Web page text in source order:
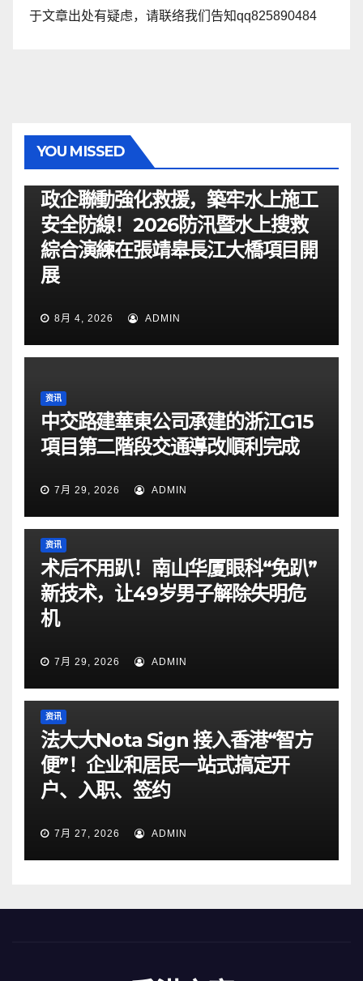
于文章出处有疑虑，请联络我们告知qq825890484
YOU MISSED
政企聯動強化救援，築牢水上施工
安全防線！2026防汛暨水上搜救
綜合演練在張靖皋長江大橋項目開
展
8月 4, 2026 ADMIN
资讯
中交路建華東公司承建的浙江G15
項目第二階段交通導改順利完成
7月 29, 2026 ADMIN
资讯
术后不用趴！南山华厦眼科“免趴”
新技术，让49岁男子解除失明危
机
7月 29, 2026 ADMIN
资讯
法大大Nota Sign 接入香港“智方
便”！企业和居民一站式搞定开
户、入职、签约
7月 27, 2026 ADMIN